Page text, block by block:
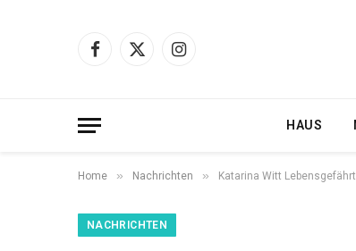
Facebook
X
Instagram
HAUS
Home » Nachrichten » Katarina Witt
NACHRICHTEN